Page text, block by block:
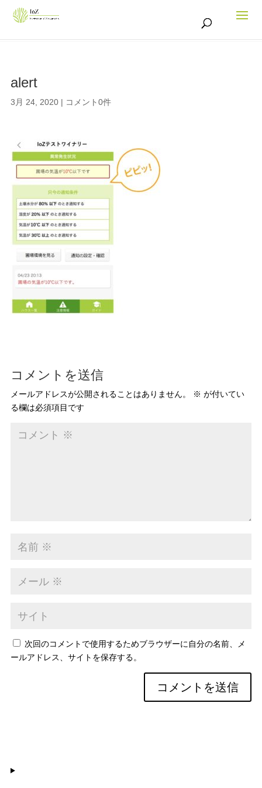
alert
3月 24, 2020| コメント0件
コメントを送信
メールアドレスが公開されることはありません。 ※ が付いてい
る欄は必須項目です
次回のコメントで使用するためブラウザーに自分の名前、メ
ールアドレス、サイトを保存する。